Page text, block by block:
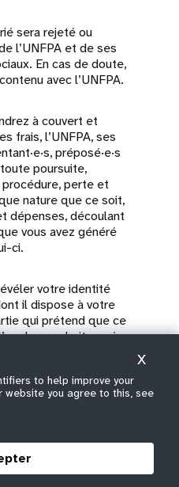
sera rejeté ou
l’UNFPA et de ses
En cas de doute,
avec l’UNFPA.
à couvert et
frais, l’UNFPA, ses
préposé·e·s
poursuite,
perte et
nature que ce soit,
dépenses, découlant
vous avez généré
ci.
votre identité
il dispose à votre
qui prétend que ce
de ses droits ou à
ne partage pas avec
to help improve your
website you agree to this, see
X